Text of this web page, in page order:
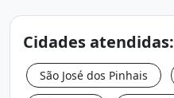
Cidades atendidas:
São José dos Pinhais